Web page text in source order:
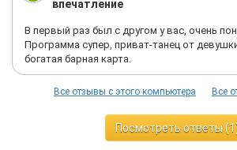
впечатление
В первый раз был с другом у вас, очень
Программа супер, приват-танец от
богатая барная карта.
Все
Все отзывы с этого компьютера
Посмотреть ответы